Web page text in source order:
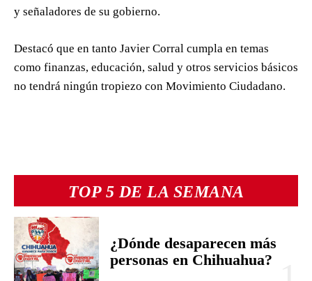
TOP 5 DE LA SEMANA
¿Dónde desaparecen más
personas en Chihuahua?
y señaladores de su gobierno.
Destacó que en tanto Javier Corral cumpla en temas
como finanzas, educación, salud y otros servicios básicos
no tendrá ningún tropiezo con Movimiento Ciudadano.